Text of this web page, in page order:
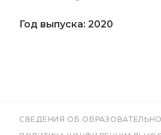
Год выпуска: 2020
СВЕДЕНИЯ ОБ